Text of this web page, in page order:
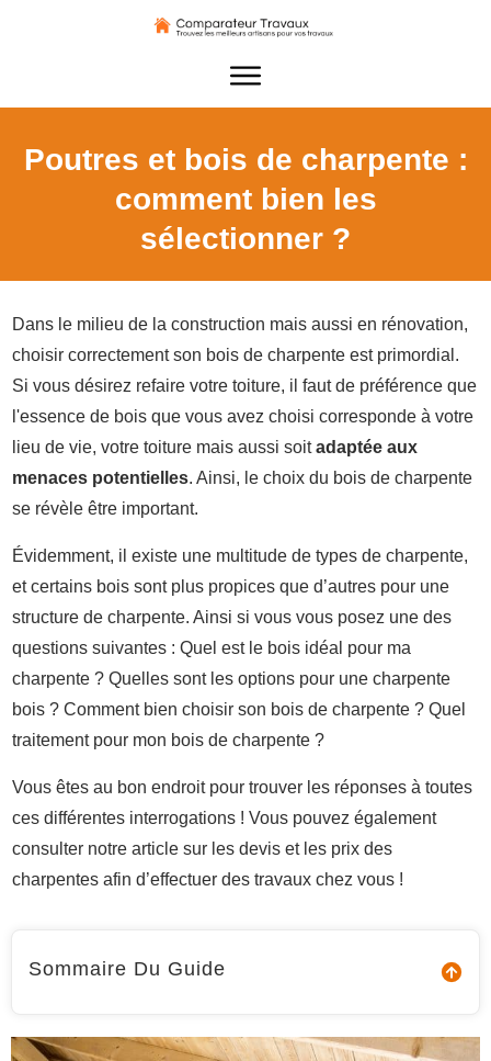
Poutres et bois de charpente :
comment bien les
sélectionner ?
Dans le milieu de la construction mais aussi en rénovation,
choisir correctement son bois de charpente est primordial.
Si vous désirez refaire votre toiture, il faut de préférence que
l'essence de bois que vous avez choisi corresponde à votre
lieu de vie, votre toiture mais aussi soitadaptée aux
menaces potentielles. Ainsi, le choix du bois de charpente
se révèle être important.
Évidemment, il existe une multitude de types de charpente,
et certains bois sont plus propices que d’autres pour une
structure de charpente. Ainsi si vous vous posez une des
questions suivantes : Quel est le bois idéal pour ma
charpente ? Quelles sont les options pour une charpente
bois ? Comment bien choisir son bois de charpente ? Quel
traitement pour mon bois de charpente ?
Vous êtes au bon endroit pour trouver les réponses à toutes
ces différentes interrogations ! Vous pouvez également
consulter notre article sur les devis et les prix des
charpentes afin d’effectuer des travaux chez vous !
Sommaire Du Guide